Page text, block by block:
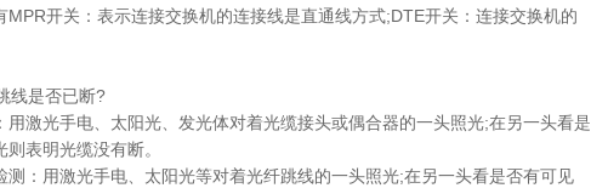
开关：表示连接交换机的连接线是直通线方式;DTE开关：连接交换机的
是否已断?
光手电、太阳光、发光体对着光缆接头或偶合器的一头照光;在另一头看是
表明光缆没有断。
用激光手电、太阳光等对着光纤跳线的一头照光;在另一头看是否有可见